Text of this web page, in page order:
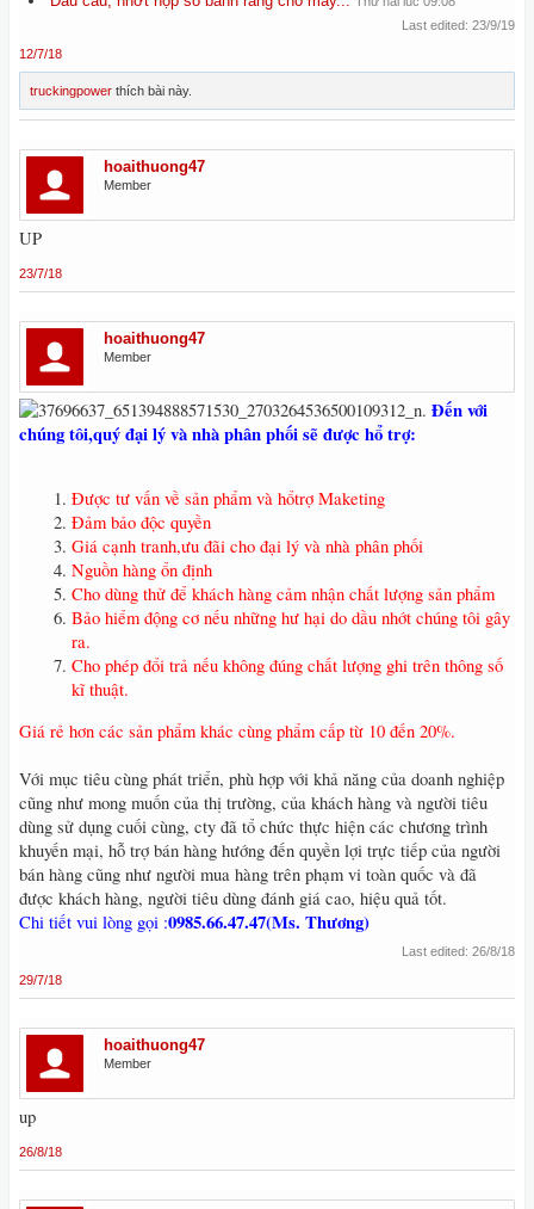
Last edited: 23/9/19
12/7/18
truckingpower thích bài này.
hoaithuong47
Member
UP
23/7/18
hoaithuong47
Member
Đến với
chúng tôi,quý đại lý và nhà phân phối sẽ được hổ trợ:
Được tư vấn về sản phẩm và hổtrợ Maketing
Đảm bảo độc quyền
Giá cạnh tranh,ưu đãi cho đại lý và nhà phân phối
Nguồn hàng ổn định
Cho dùng thử để khách hàng cảm nhận chất lượng sản phẩm
Bảo hiểm động cơ nếu những hư hại do dầu nhớt chúng tôi gây
ra.
Cho phép đổi trả nếu không đúng chất lượng ghi trên thông số
kĩ thuật.
Giá rẻ hơn các sản phẩm khác cùng phẩm cấp từ 10 đến 20%.
Với mục tiêu cùng phát triển, phù hợp với khả năng của doanh nghiệp
cũng như mong muốn của thị trường, của khách hàng và người tiêu
dùng sử dụng cuối cùng, cty đã tổ chức thực hiện các chương trình
khuyến mại, hỗ trợ bán hàng hướng đến quyền lợi trực tiếp của người
bán hàng cũng như người mua hàng trên phạm vi toàn quốc và đã
được khách hàng, người tiêu dùng đánh giá cao, hiệu quả tốt.
Chi tiết vui lòng gọi :0985.66.47.47(Ms. Thương)
Last edited: 26/8/18
29/7/18
hoaithuong47
Member
up
26/8/18